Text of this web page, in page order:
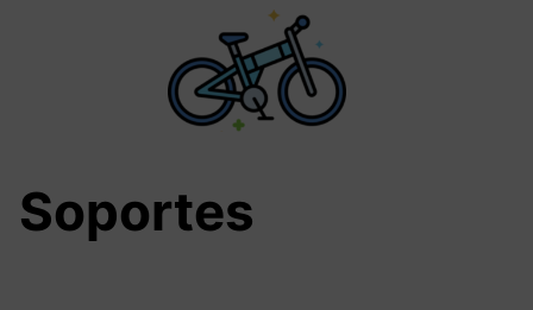
Soportes